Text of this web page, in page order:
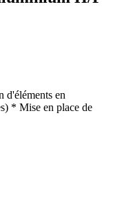
d'éléments en
* Mise en place de